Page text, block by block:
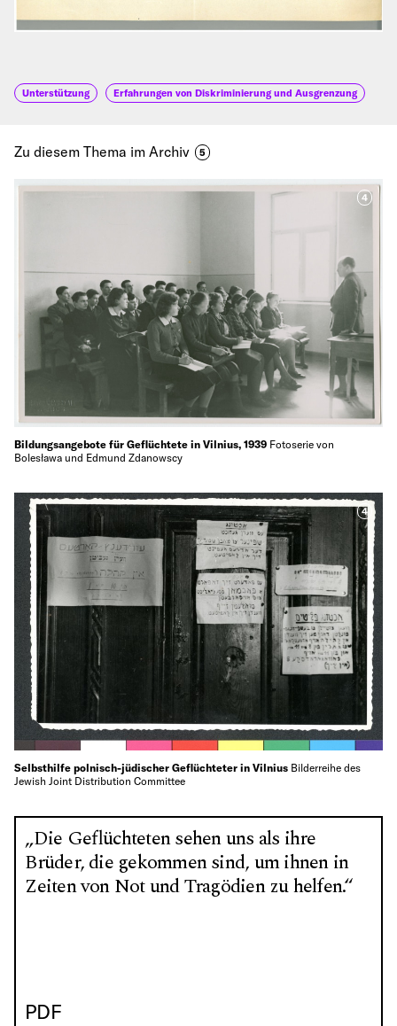
Unterstützung Erfahrungen von Diskriminierung und Ausgrenzung
Zu diesem Thema im Archiv 5
4
Bildungsangebote für Geflüchtete in Vilnius, 1939 Fotoserie von
Bolesława und Edmund Zdanowscy
4
Selbsthilfe polnisch-jüdischer Geflüchteter in Vilnius Bilderreihe des
Jewish Joint Distribution Committee
„Die Geflüchteten sehen uns als ihre
Brüder, die gekommen sind, um ihnen in
Zeiten von Not und Tragödien zu helfen.“
PDF